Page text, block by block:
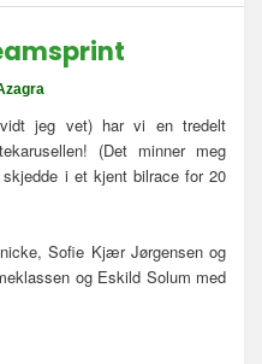
jeg vet) har vi en tredelt
(Det minner meg
i et kjent bilrace for 20
Sofie Kjær Jørgensen og
og Eskild Solum med